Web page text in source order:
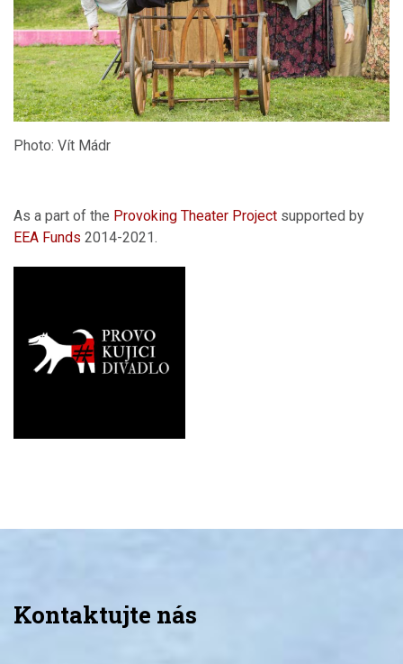
Photo: Vít Mádr
As a part of the Provoking Theater Project supported by
EEA Funds 2014-2021.
Kontaktujte nás